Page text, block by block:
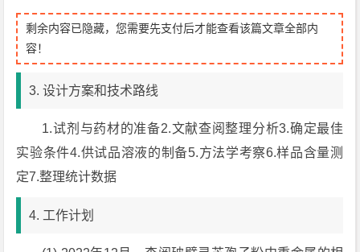
剩余内容已隐藏，您需要先支付后才能查看该篇文章全部内
容！
3. 设计方案和技术路线
1.试剂与药材的准备2.文献查阅整理分析3.确定最佳
实验条件4.供试品溶液的制备5.方法学考察6.样品含量测
定7.整理统计数据
4. 工作计划